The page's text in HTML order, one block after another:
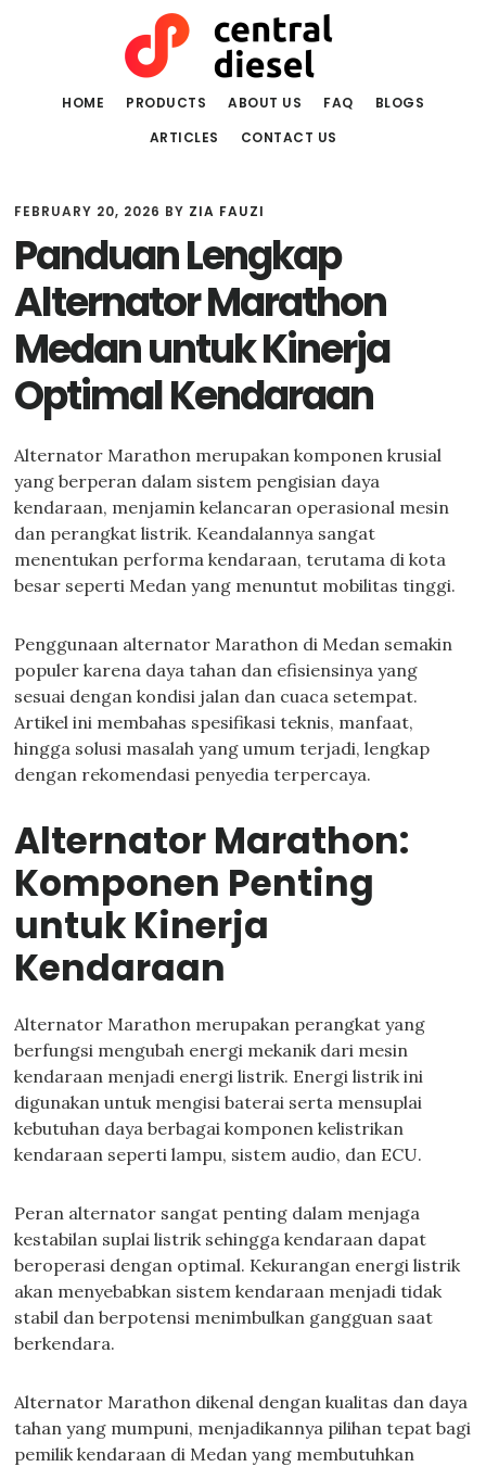
HOME PRODUCTS ABOUT US FAQ
BLOGS
ARTICLES
CONTACT US
FEBRUARY 20, 2026 BY ZIA FAUZI
Panduan Lengkap
Alternator Marathon
Medan untuk Kinerja
Optimal Kendaraan
Alternator Marathon merupakan komponen krusial
yang berperan dalam sistem pengisian daya
kendaraan, menjamin kelancaran operasional mesin
dan perangkat listrik. Keandalannya sangat
menentukan performa kendaraan, terutama di kota
besar seperti Medan yang menuntut mobilitas tinggi.
Penggunaan alternator Marathon di Medan semakin
populer karena daya tahan dan efisiensinya yang
sesuai dengan kondisi jalan dan cuaca setempat.
Artikel ini membahas spesifikasi teknis, manfaat,
hingga solusi masalah yang umum terjadi, lengkap
dengan rekomendasi penyedia terpercaya.
Alternator Marathon:
Komponen Penting
untuk Kinerja
Kendaraan
Alternator Marathon merupakan perangkat yang
berfungsi mengubah energi mekanik dari mesin
kendaraan menjadi energi listrik. Energi listrik ini
digunakan untuk mengisi baterai serta mensuplai
kebutuhan daya berbagai komponen kelistrikan
kendaraan seperti lampu, sistem audio, dan ECU.
Peran alternator sangat penting dalam menjaga
kestabilan suplai listrik sehingga kendaraan dapat
beroperasi dengan optimal. Kekurangan energi listrik
akan menyebabkan sistem kendaraan menjadi tidak
stabil dan berpotensi menimbulkan gangguan saat
berkendara.
Alternator Marathon dikenal dengan kualitas dan daya
tahan yang mumpuni, menjadikannya pilihan tepat bagi
pemilik kendaraan di Medan yang membutuhkan